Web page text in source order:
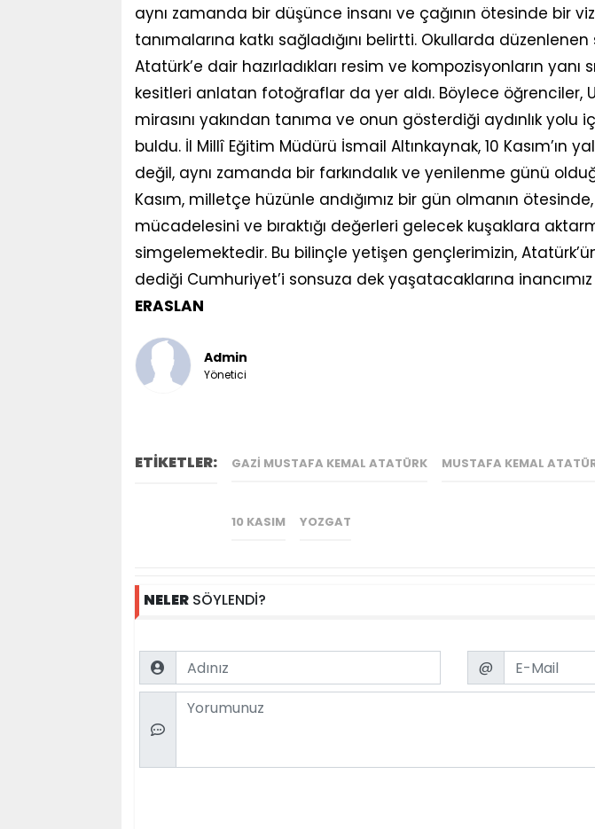
aynı zamanda bir düşünce insanı ve çağının ötesinde bir
tanımalarına katkı sağladığını belirtti. Okullarda
Atatürk’e dair hazırladıkları resim ve kompozisyonların yanı
kesitleri anlatan fotoğraflar da yer aldı. Böylece öğrenciler,
mirasını yakından tanıma ve onun gösterdiği aydınlık yolu
buldu. İl Millî Eğitim Müdürü İsmail Altınkaynak, 10 Kasım’ın
değil, aynı zamanda bir farkındalık ve yenilenme günü
Kasım, milletçe hüzünle andığımız bir gün olmanın
mücadelesini ve bıraktığı değerleri gelecek kuşaklara aktarma
simgelemektedir. Bu bilinçle yetişen gençlerimizin,
dediği Cumhuriyet’i sonsuza dek yaşatacaklarına
ERASLAN
Admin
Yönetici
ETİKETLER: GAZI MUSTAFA KEMAL ATATÜRK MUSTAFA KEMAL
10 KASIM YOZGAT
NELERSÖYLENDİ?
Name Email
@
Comment